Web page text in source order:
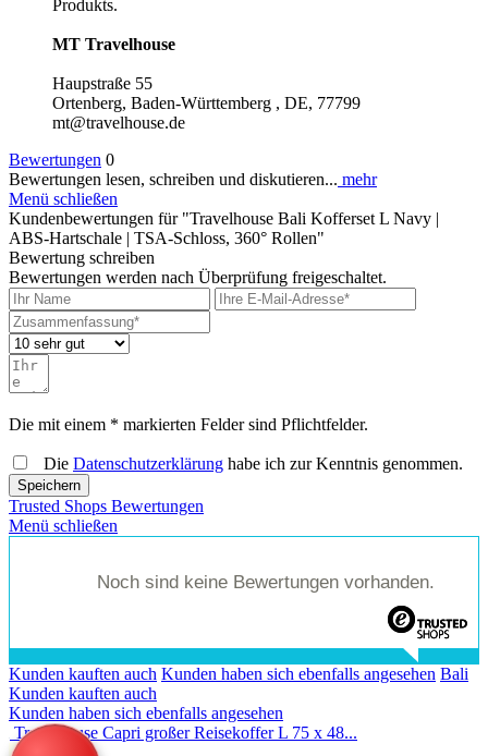
Produkts.
MT Travelhouse
Haupstraße 55
Ortenberg, Baden-Württemberg , DE, 77799
mt@travelhouse.de
Bewertungen 0
Bewertungen lesen, schreiben und diskutieren... mehr
Menü schließen
Kundenbewertungen für "Travelhouse Bali Kofferset L Navy |
ABS-Hartschale | TSA-Schloss, 360° Rollen"
Bewertung schreiben
Bewertungen werden nach Überprüfung freigeschaltet.
Die mit einem * markierten Felder sind Pflichtfelder.
Die Datenschutzerklärung habe ich zur Kenntnis genommen.
Speichern
Trusted Shops Bewertungen
Menü schließen
Noch sind keine Bewertungen vorhanden.
Kunden kauften auch Kunden haben sich ebenfalls angesehen Bali
Kunden kauften auch
Kunden haben sich ebenfalls angesehen
Travelhouse Capri großer Reisekoffer L 75 x 48...